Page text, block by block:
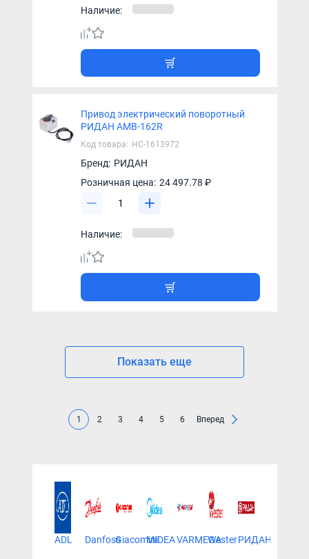
Наличие:
Привод электрический поворотный
РИДАН AMB-162R
Код товара: НС-1613972
Бренд: РИДАН
Розничная цена: 24 497.78 ₽
Наличие:
Показать еще
1 2 3 4 5 6 Вперед
ADL DanfossGiacominiMIDEAVARMEGAWesterРИДАН